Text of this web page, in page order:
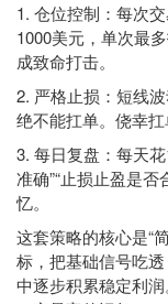
1. 仓位控制：每次
1000美元，单次最
成致命打击。
2. 严格止损：短线
绝不能扛单。侥幸扛
3. 每日复盘：每天
准确”“止损止盈是
忆。
这套策略的核心是“
标，把基础信号吃
中逐步积累稳定利